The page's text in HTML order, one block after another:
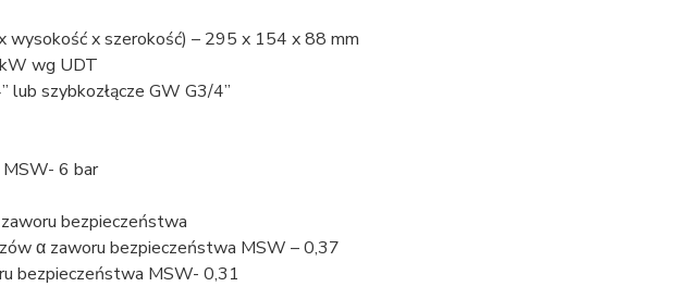
wysokość x szerokość) – 295 x 154 x 88 mm
wg UDT
lub szybkozłącze GW G3/4”
6 bar
bezpieczeństwa
α zaworu bezpieczeństwa MSW – 0,37
bezpieczeństwa MSW- 0,31